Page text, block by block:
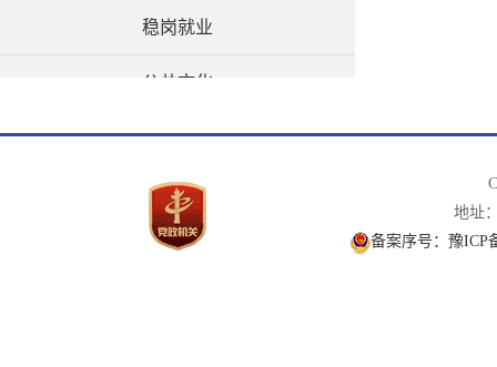
稳岗就业
公共文化
义务教育
养老服务
社会救助
地址
备案序号：豫ICP